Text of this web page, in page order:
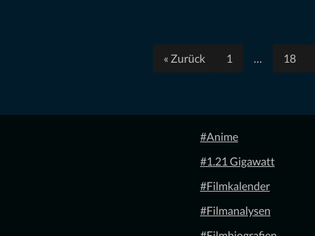
« Zurück 1 … 18
#Anime
#1.21 Gigawatt
#Filmkalender
#Filmanalysen